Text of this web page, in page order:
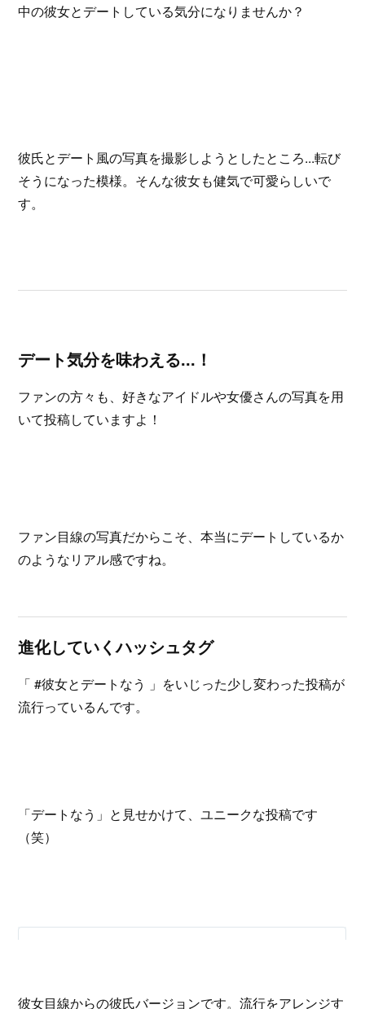
中の彼女とデートしている気分になりませんか？
彼氏とデート風の写真を撮影しようとしたところ...転び
そうになった模様。そんな彼女も健気で可愛らしいで
す。
デート気分を味わえる...！
ファンの方々も、好きなアイドルや女優さんの写真を用
いて投稿していますよ！
ファン目線の写真だからこそ、本当にデートしているか
のようなリアル感ですね。
進化していくハッシュタグ
「 #彼女とデートなう 」をいじった少し変わった投稿が
流行っているんです。
「デートなう」と見せかけて、ユニークな投稿です
（笑）
彼女目線からの彼氏バージョンです。流行をアレンジす